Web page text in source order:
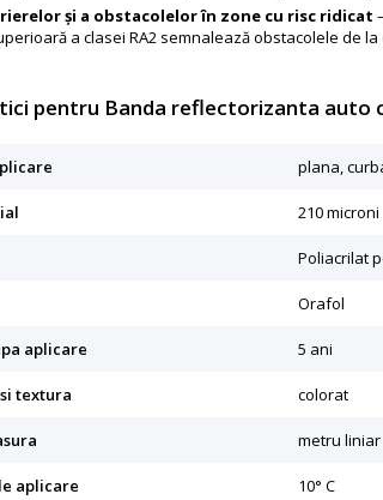
și a obstacolelor în zone cu risc ridicat
a clasei RA2 semnalează obstacolele de
pentru Banda reflectorizanta auto
plana,
210 microni
Poliacrilat
Orafol
aplicare 5 ani
textura colorat
metru liniar
aplicare 10° C